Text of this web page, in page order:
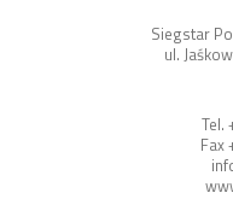
Siegstar
ul.
Tel.
Fax